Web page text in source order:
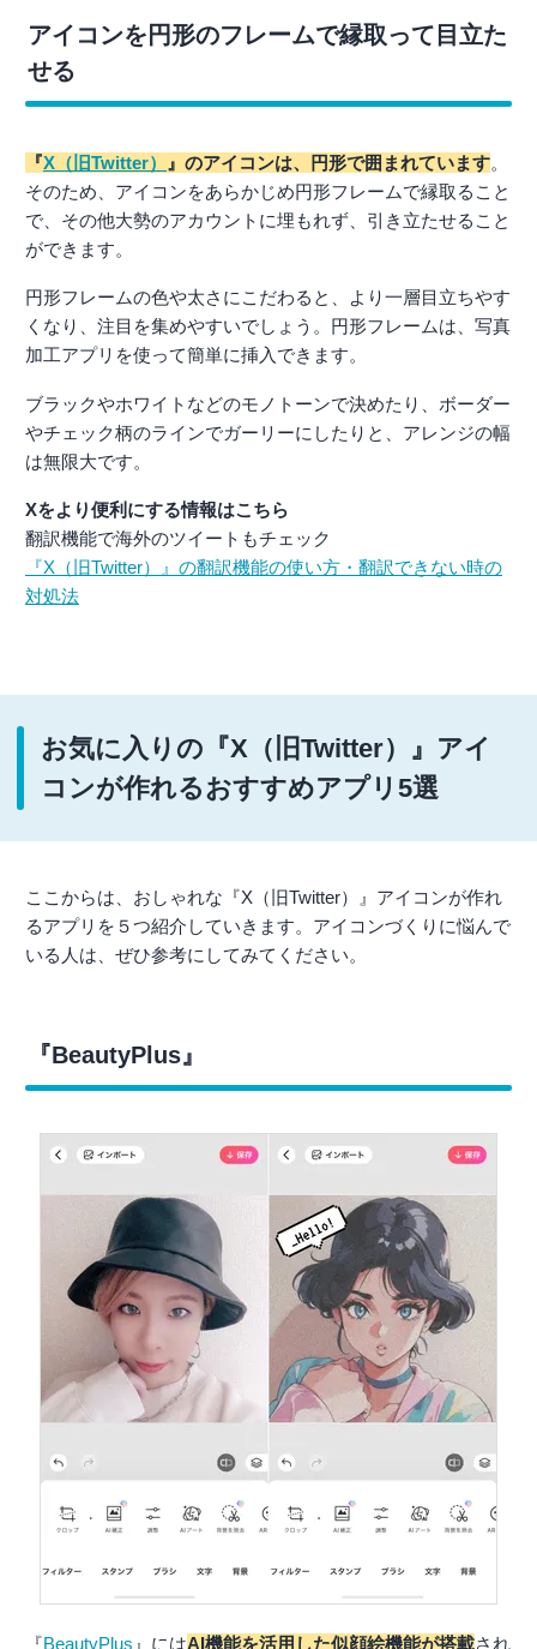
アイコンを円形のフレームで縁取って目立た
せる
『X（旧Twitter） 』のアイコンは、円形で囲まれています。
そのため、アイコンをあらかじめ円形フレームで縁取ること
で、その他大勢のアカウントに埋もれず、引き立たせること
ができます。
円形フレームの色や太さにこだわると、より一層目立ちやす
くなり、注目を集めやすいでしょう。円形フレームは、写真
加工アプリを使って簡単に挿入できます。
ブラックやホワイトなどのモノトーンで決めたり、ボーダー
やチェック柄のラインでガーリーにしたりと、アレンジの幅
は無限大です。
Xをより便利にする情報はこちら
翻訳機能で海外のツイートもチェック
『X（旧Twitter）』の翻訳機能の使い方・翻訳できない時の
対処法
お気に入りの『X（旧Twitter）』アイ
コンが作れるおすすめアプリ5選
ここからは、おしゃれな『X（旧Twitter）』アイコンが作れ
るアプリを５つ紹介していきます。アイコンづくりに悩んで
いる人は、ぜひ参考にしてみてください。
『BeautyPlus』
『BeautyPlus 』にはAI機能を活用した似顔絵機能が搭載され